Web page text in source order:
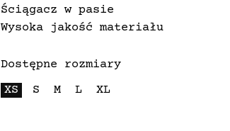
Ściągacz w pasie
Wysoka jakość materiału
Dostępne rozmiary
XS
S M L XL